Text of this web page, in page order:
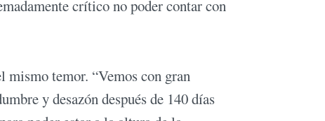
crítico no poder contar con
mismo temor. “Vemos con gran
y desazón después de 140 días